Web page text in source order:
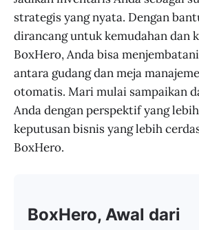
strategis yang nyata. Dengan
dirancang untuk kemudahan dan
BoxHero, Anda bisa
antara gudang dan meja
otomatis. Mari mulai sampaikan
Anda dengan perspektif yang
keputusan bisnis yang lebih
BoxHero.
BoxHero, Awal dari